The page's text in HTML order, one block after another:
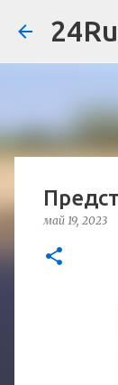
май 19, 2023